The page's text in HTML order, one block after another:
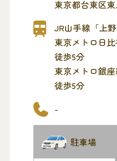
東京都台東区
JR山手線「上
東京メトロ日
徒歩5分
東京メトロ銀
徒歩5分
-
駐車場